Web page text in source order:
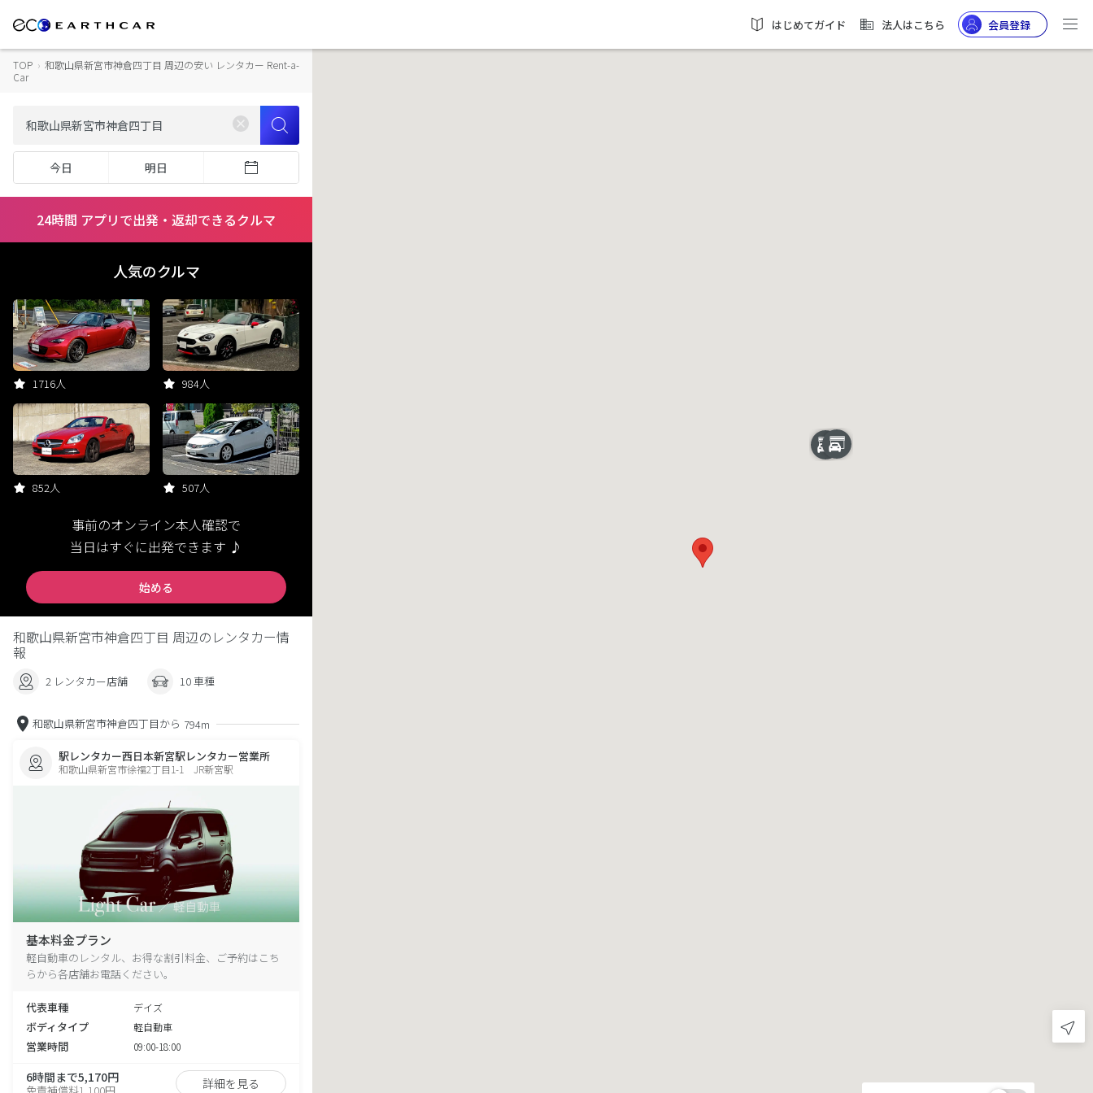
はじめてガイド 法人はこちら 会員登録
TOP › 和歌山県新宮市神倉四丁目 周辺の安い レンタカー Rent-a-
Car
今日 明日
24時間 アプリで出発・返却できるクルマ
人気のクルマ
1716人 984人
852人 507人
事前のオンライン本人確認で
当日はすぐに出発できます ♪
始める
和歌山県新宮市神倉四丁目 周辺のレンタカー情
報
2 レンタカー店舗 10 車種
和歌山県新宮市神倉四丁目から 794m
駅レンタカー西日本新宮駅レンタカー営業所
和歌山県新宮市徐福2丁目1-1 JR新宮駅
基本料金プラン
軽自動車のレンタル、お得な割引料金、ご予約はこち
らから各店舗お電話ください。
代表車種 デイズ
ボディタイプ 軽自動車
営業時間 09:00-18:00
6時間まで5,170円
免責補償料1,100円 詳細を見る